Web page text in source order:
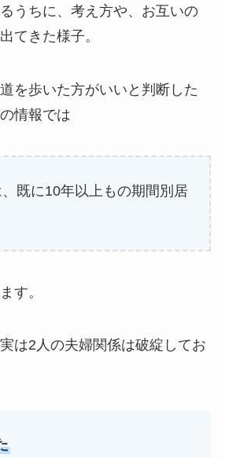
うちに、考え方や、お互いの
てきた様子。
を歩いた方がいいと判断した
情報では
既に10年以上もの期間別居
す。
は2人の夫婦関係は破綻してお